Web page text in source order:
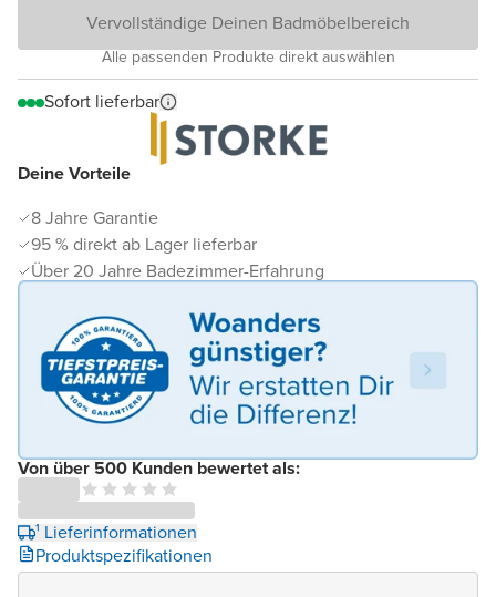
Deine Vorteile
8 Jahre Garantie
95 % direkt ab Lager lieferbar
Über 20 Jahre Badezimmer-Erfahrung
Von über 500 Kunden bewertet als:
¹ Lieferinformationen
Produktspezifikationen
Vervollständige Deinen Badmöbelbereich
Alle passenden Produkte direkt auswählen
Sofort lieferbar